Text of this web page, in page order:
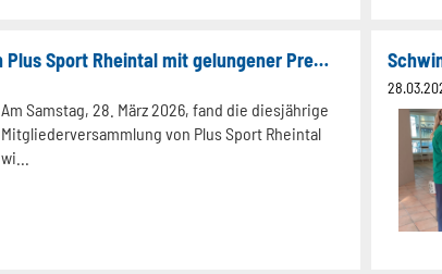
Mitgliederversammlung von Plus Sport Rheintal mit gelungener Premiere
Am Samstag, 28. März 2026, fand die diesjährige
Mitgliederversammlung von Plus Sport Rheintal
wi...